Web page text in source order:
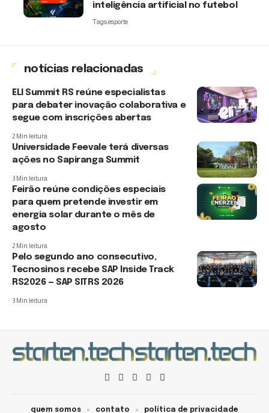
inteligência artificial no futebol
Tags:esporte
notícias relacionadas
ELI Summit RS reúne especialistas
para debater inovação colaborativa e
segue com inscrições abertas
2 Min leitura
Universidade Feevale terá diversas
ações no Sapiranga Summit
3 Min leitura
Feirão reúne condições especiais
para quem pretende investir em
energia solar durante o mês de
agosto
2 Min leitura
Pelo segundo ano consecutivo,
Tecnosinos recebe SAP Inside Track
RS2026 — SAP SITRS 2026
3 Min leitura
quem somos contato política de privacidade